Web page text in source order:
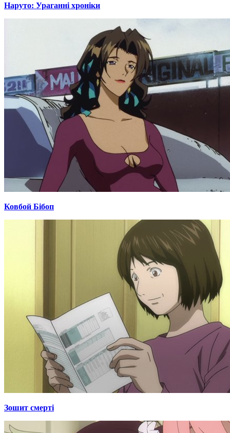
Наруто: Ураганні хроніки
Ковбой Бібоп
Зошит смерті